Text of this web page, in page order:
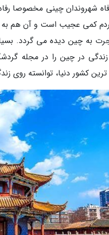
شهروندان چینی مخصوصا
کمی عجیب است و آن هم
به چین دیده می گردد.
زندگی در چین را در مجله
کشور دنیا، توانسته روی